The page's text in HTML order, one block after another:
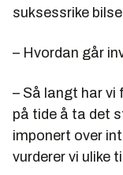
suksessrike
– Hvordan går
– Så langt har vi
på tide å ta det
imponert over
vurderer vi ulike